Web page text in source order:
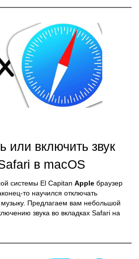
или включить звук
в macOS
системы El Capitan Apple браузер
то научился отключать
Предлагаем вам небольшой
звука во вкладках Safari на